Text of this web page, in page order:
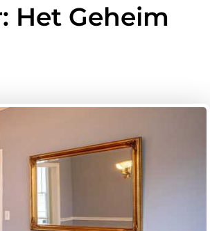
Het Geheim